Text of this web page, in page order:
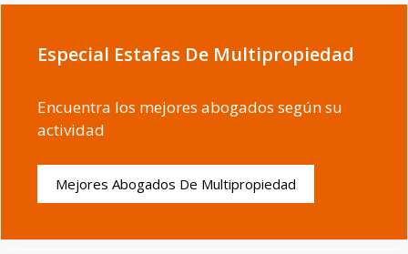
Especial Estafas De Multipropiedad
Encuentra los mejores abogados según su
actividad
Mejores Abogados De Multipropiedad